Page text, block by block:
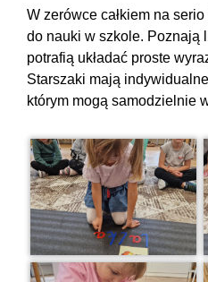
W zerówce całkiem na
do nauki w szkole. Poznają
potrafią układać proste
Starszaki mają
którym mogą samodzielnie